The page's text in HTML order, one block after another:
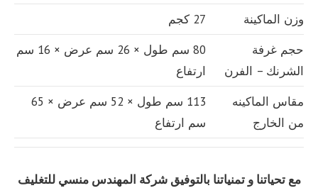
وزن الماكينة
27 كجم
حجم غرفة
الشرنك – الفرن
80 سم طول × 26 سم عرض × 16 سم
ارتفاع
مقاس الماكينه
من الخارج
113 سم طول × 52 سم عرض × 65
سم ارتفاع
مع تحياتنا و تمنياتنا بالتوفيق شركة المهندس منسي للتغليف